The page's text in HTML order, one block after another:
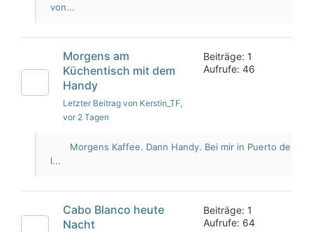
von...
Morgens am
Küchentisch mit dem
Handy
Letzter Beitrag von Kerstin_TF,
vor 2 Tagen
Beiträge: 1
Aufrufe: 46
Morgens Kaffee. Dann Handy. Bei mir in Puerto de
l...
Cabo Blanco heute
Nacht
Beiträge: 1
Aufrufe: 64